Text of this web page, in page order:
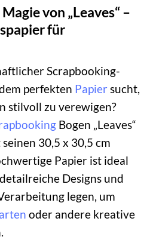
von „Leaves“ –
für
Scrapbooking-
perfekten Papier sucht,
stilvoll zu verewigen?
Bogen „Leaves“
30,5 x 30,5 cm
Papier ist ideal
Designs und
legen, um
oder andere kreative